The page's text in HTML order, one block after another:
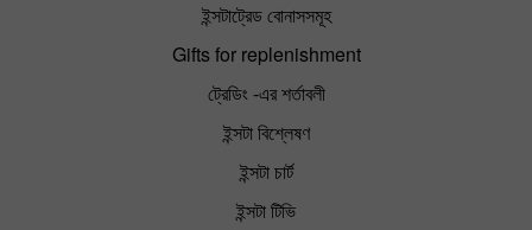
ইন্সটাট্রেড বোনাসসমূহ
Gifts for replenishment
ট্রেডিং -এর শর্তাবলী
ইন্সটা বিশ্লেষণ
ইন্সটা চার্ট
ইন্সটা টিভি